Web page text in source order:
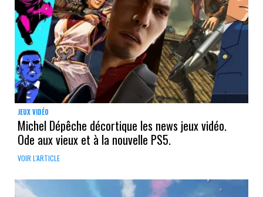
JEUX VIDÉO
Michel Dépêche décortique les news jeux vidéo.
Ode aux vieux et à la nouvelle PS5.
VOIR L'ARTICLE